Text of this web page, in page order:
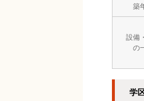
築
設備
の
学